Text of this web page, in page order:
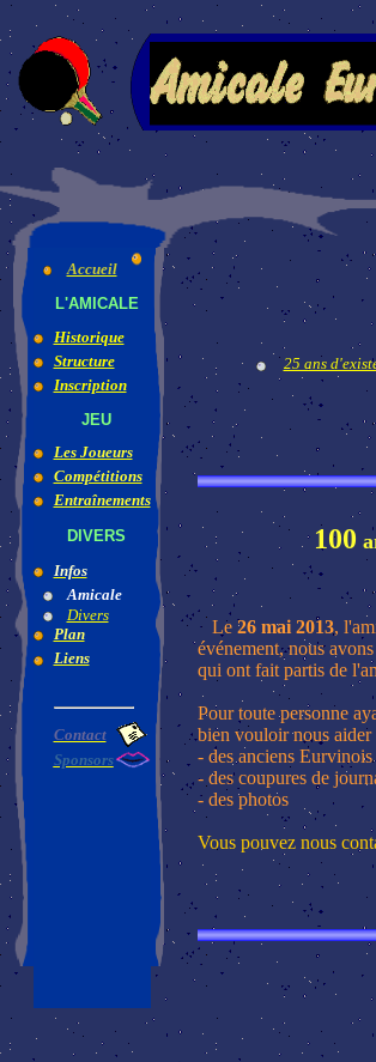
Accueil
L'AMICALE
Historique
Structure
Inscription
JEU
Les Joueurs
Compétitions
Entraînements
DIVERS
Infos
Amicale
Divers
Plan
Liens
Contact
Sponsors
25 ans
100
Le 26 mai 2013, l
événement, nous
qui ont fait partis de
Pour toute personne
bien vouloir nous aider
- des anciens
- des coupures de
- des photos
Vous pouvez nous